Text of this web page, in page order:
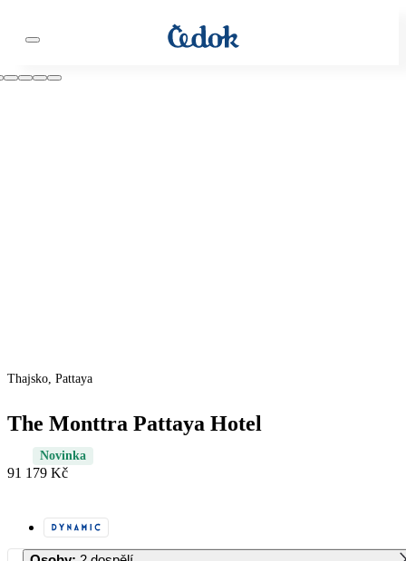
Thajsko, Pattaya
The Monttra Pattaya Hotel
Novinka
91 179 Kč